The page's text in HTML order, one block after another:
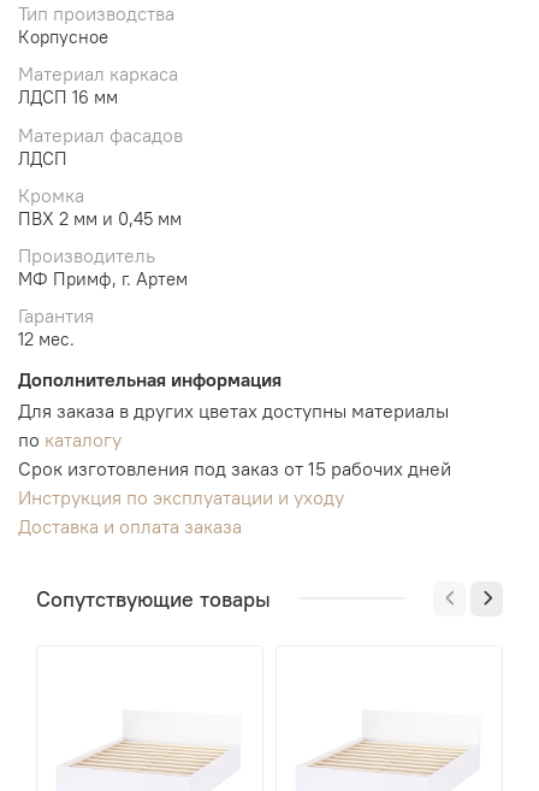
Тип производства
Корпусное
Материал каркаса
ЛДСП 16 мм
Материал фасадов
ЛДСП
Кромка
ПВХ 2 мм и 0,45 мм
Производитель
МФ Примф, г. Артем
Гарантия
12 мес.
Дополнительная информация
Для заказа в других цветах доступны материалы
по каталогу
Срок изготовления под заказ от 15 рабочих дней
Инструкция по эксплуатации и уходу
Доставка и оплата заказа
Сопутствующие товары